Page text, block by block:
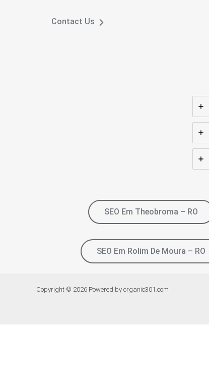
Contact Us
SEO Em Theobroma – RO
SEO Em Rolim De Moura – RO
Copyright © 2026 Powered by organic301.com